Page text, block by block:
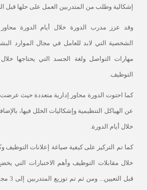
إشكالية وطلب من المتدربين العمل على حلها قبل
وقد عزز مدرب الدورة خلال أيام الدورة
الشخصية التي لابد للعامل في مجال الموارد
مهارات التواصل ولغة الجسد التي يحتاجها
التوظيف.
كما احتوت الدورة محاور إدارية متعددة حيث عرضت
عن الهياكل التنظيمية وإشكاليات الخلل فيها،
خلال أيام الدورة.
كما تم التركيز على كيفية صياغة إعلانات التوظيف
خلال مقابلات التوظيف وأهم الاختبارات التي
قبل